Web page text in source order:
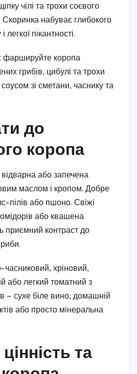
чілі та трохи соєвого
Скоринка набуває глибокого
легкої пікантності.
фаршируйте коропа
грибів, цибулі та трохи
зі сметани, часнику та
до
коропа
або запечена
маслом і кропом. Добре
пілів або пшоно. Свіжі
або квашена
приємний контраст до
часниковий, хріновий,
або легкий томатний з
— сухе біле вино, домашній
або просто мінеральна
та